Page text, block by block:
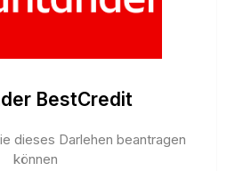
BestCredit
dieses Darlehen beantragen
können